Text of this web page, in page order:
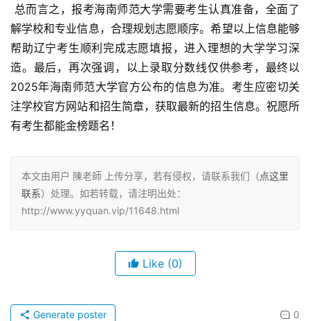
解学校和专业信息，合理规划志愿顺序。希望以上信息能够
帮助辽宁考生顺利完成志愿填报，进入理想的大学学习深
造。最后，再次强调，以上录取分数线仅供参考，最终以
2025年海南师范大学官方公布的信息为准。考生应密切关
注学校官方网站和招生简章，获取最新的招生信息。祝愿所
有考生都能金榜题名！
本文由用户 陳老師 上传分享，若有侵权，请联系我们（点这里
联系）处理。如若转载，请注明出处：
http://www.yyquan.vip/11648.html
Like (0)
0
Generate poster